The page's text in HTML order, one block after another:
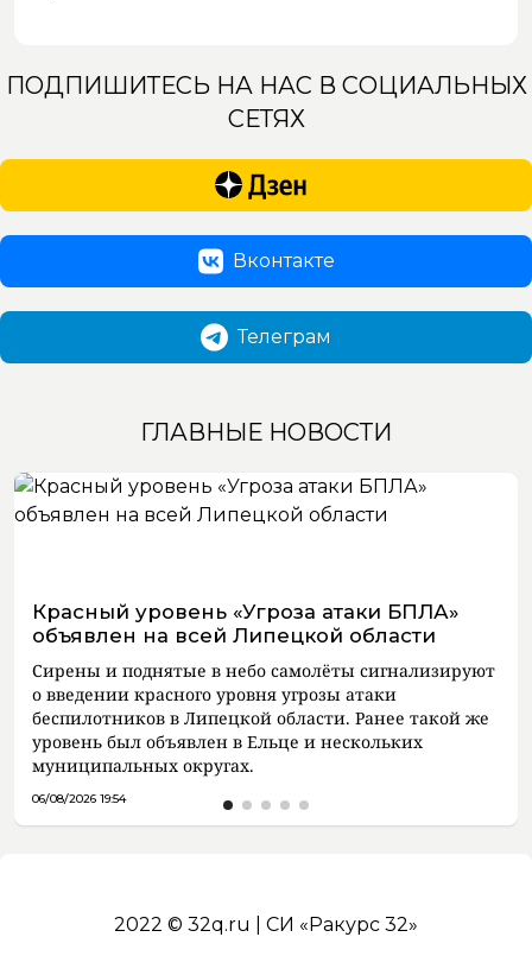
ПОДПИШИТЕСЬ НА НАС В СОЦИАЛЬНЫХ
СЕТЯХ
Вконтакте
Телеграм
ГЛАВНЫЕ НОВОСТИ
Красный уровень «Угроза атаки БПЛА»
объявлен на всей Липецкой области
Сирены и поднятые в небо самолёты сигнализируют
о введении красного уровня угрозы атаки
беспилотников в Липецкой области. Ранее такой же
уровень был объявлен в Ельце и нескольких
муниципальных округах.
06/08/2026 19:54
2022 © 32q.ru | СИ «Ракурс 32»